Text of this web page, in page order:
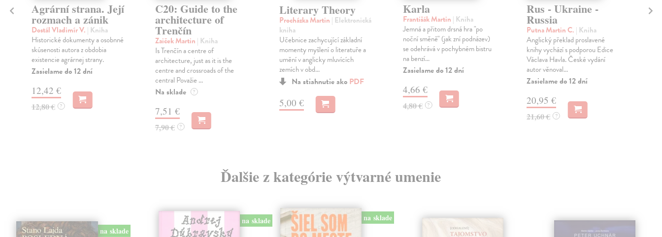
Agrární strana. Její
rozmach a zánik
Dostál Vladimír V. | Kniha
Historické dokumenty a osobnné
skúsenosti autora z obdobia
existencie agrárnej strany.
Zasielame do 12 dní
12,42 €
12,80 € ?
C20: Guide to the
architecture of
Trenčín
Zaiček Martin | Kniha
Is Trenčín a centre of
architecture, just as it is the
centre and crossroads of the
central Považie ...
Na sklade ?
7,51 €
7,90 € ?
Literary Theory
Procházka Martin | Elektronická
kniha
Učebnice zachycující základní
momenty myšlení o literatuře a
umění v anglicky mluvících
zemích v obd...
Na stiahnutie ako PDF
5,00 €
Karla
Františák Martin | Kniha
Jemná a přitom drsná hra "po
noční směně" (jak zní podnázev)
se odehrává v pochybném bistru
na benzí...
Zasielame do 12 dní
4,66 €
4,80 € ?
Rus - Ukraine -
Russia
Putna Martin C. | Kniha
Anglický překlad proslavené
knihy vychází s podporou Edice
Václava Havla. České vydání
autor věnoval...
Zasielame do 12 dní
20,95 €
21,60 € ?
Ďalšie z kategórie výtvarné umenie
na sklade
na sklade na sklade